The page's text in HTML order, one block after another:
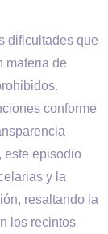
dificultades que
materia de
conforme
este episodio
y la
resaltando la
los recintos